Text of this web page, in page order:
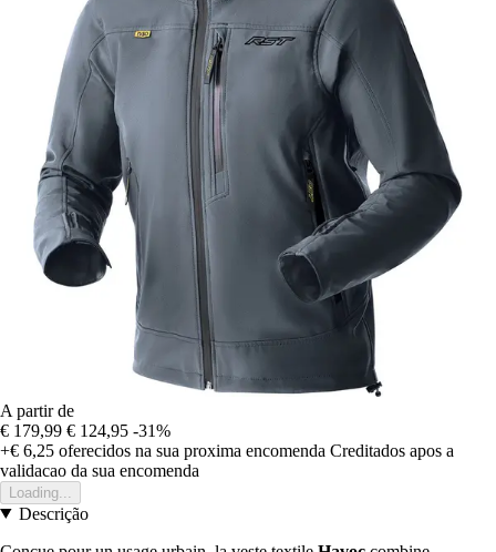
A partir de
€ 179,99 € 124,95 -31%
+€ 6,25 oferecidos na sua proxima encomenda Creditados apos a
validacao da sua encomenda
Loading...
Descrição